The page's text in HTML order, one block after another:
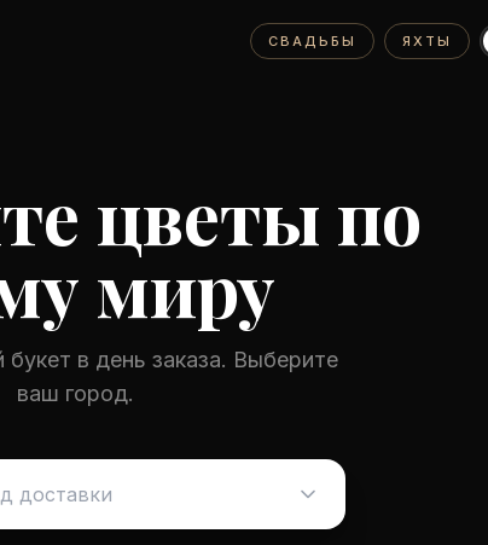
СВАДЬБЫ ЯХТЫ
цветы по
миру
в день заказа. Выберите
ваш город.
доставки